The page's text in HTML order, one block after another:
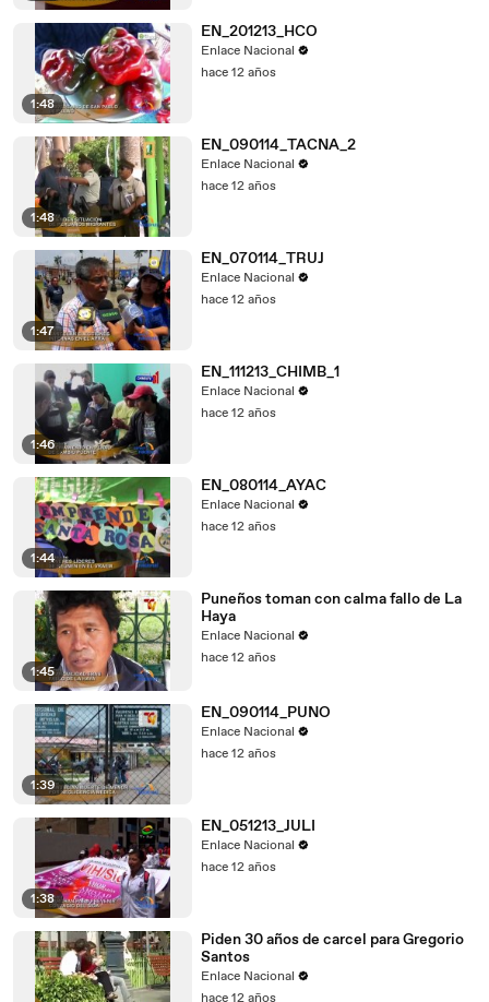
1:48
EN_201213_HCO
Enlace Nacional
hace 12 años
1:48
EN_090114_TACNA_2
Enlace Nacional
hace 12 años
1:47
EN_070114_TRUJ
Enlace Nacional
hace 12 años
1:46
EN_111213_CHIMB_1
Enlace Nacional
hace 12 años
1:44
EN_080114_AYAC
Enlace Nacional
hace 12 años
1:45
Puneños toman con calma fallo de La
Haya
Enlace Nacional
hace 12 años
1:39
EN_090114_PUNO
Enlace Nacional
hace 12 años
1:38
EN_051213_JULI
Enlace Nacional
hace 12 años
Piden 30 años de carcel para Gregorio
Santos
Enlace Nacional